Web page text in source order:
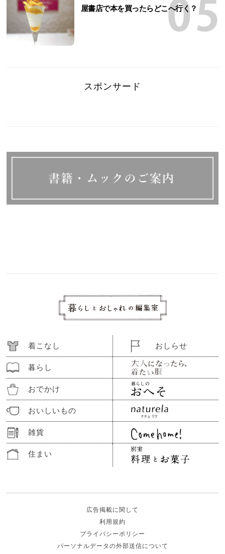
屋書店で本を買ったらどこへ行く？
スポンサード
着こなし
暮らし
おでかけ
おいしいもの
雑貨
住まい
おしらせ
広告掲載に関して
利用規約
プライバシーポリシー
パーソナルデータの外部送信について